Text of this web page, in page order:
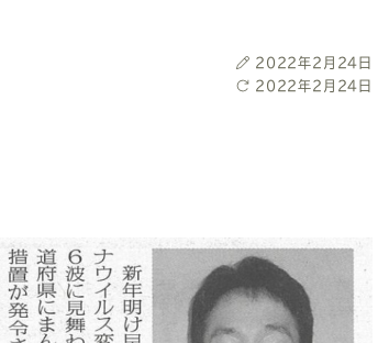
投
稿
2022年2月24日
最
2022年2月24日